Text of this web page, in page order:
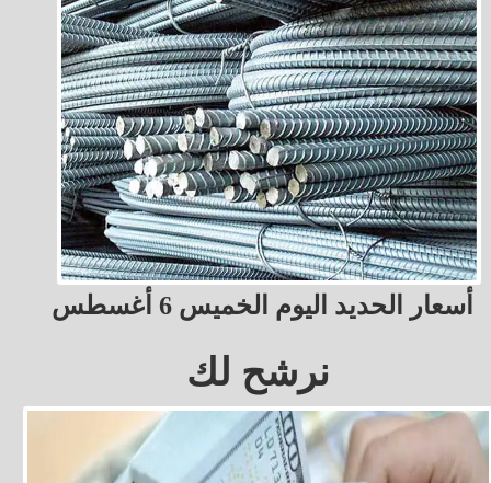
أسعار الحديد اليوم الخميس 6 أغسطس
نرشح لك